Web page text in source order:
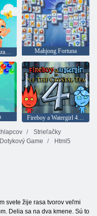
Cafe Emily: Nový začiatok Mahjong Fortuna
Strieľačky
Dotykový Game
Html5
svete žije rasa tvorov veľmi
Delia sa na dva kmene. Sú to